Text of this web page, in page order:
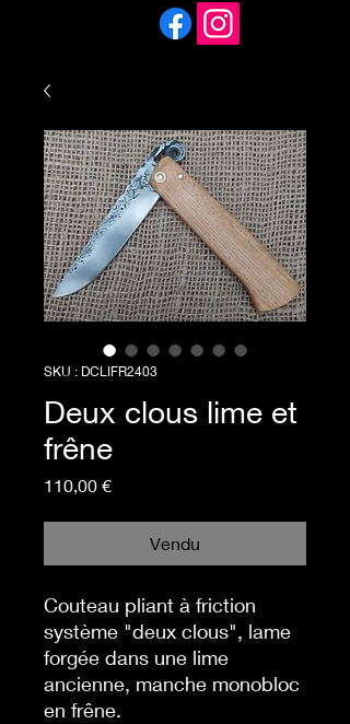
SKU : DCLIFR2403
Deux clous lime et
frêne
110,00 €Prix
Vendu
Couteau pliant à friction
système "deux clous", lame
forgée dans une lime
ancienne, manche monobloc
en frêne.